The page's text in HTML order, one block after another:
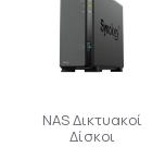
NAS Δικτυακοί
Δίσκοι